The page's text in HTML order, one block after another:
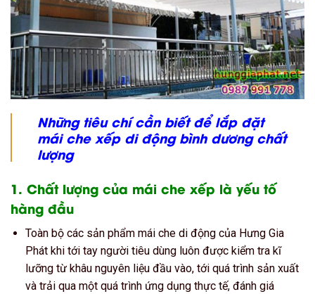
Những tiêu chí cần biết để lắp đặt
mái che xếp di động bình dương chất
lượng
1. Chất lượng của mái che xếp là yếu tố
hàng đầu
Toàn bộ các sản phẩm mái che di động của Hưng Gia
Phát khi tới tay người tiêu dùng luôn được kiểm tra kĩ
lưỡng từ khâu nguyên liệu đầu vào, tới quá trình sản xuất
và trải qua một quá trình ứng dụng thực tế, đánh giá